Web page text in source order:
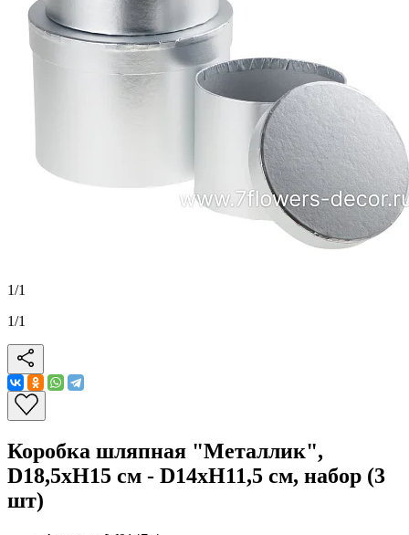
1/1
1/1
Коробка шляпная "Металлик",
D18,5xH15 см - D14xH11,5 см, набор (3
шт)